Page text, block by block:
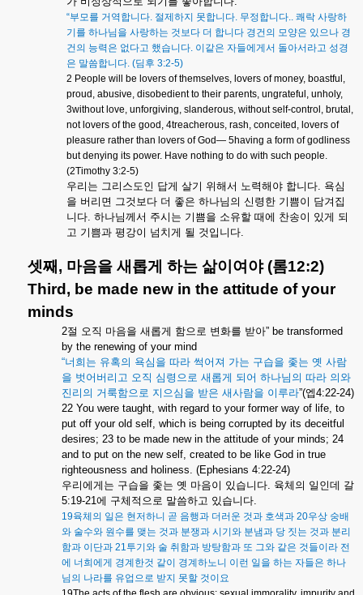
“부모를 거역합니다. 절제하지 못합니다. 무정합니다.. 쾌락 사랑하
기를 하나님을 사랑하는 것보다 더 합니다 경건의 모양은 있으나 경
건의 능력은 없다고 했습니다. 이같은 자들에게서 돌아서라고 성경
은 말씀합니다. (딤후 3:2-5)
2 People will be lovers of themselves, lovers of money, boastful,
proud, abusive, disobedient to their parents, ungrateful, unholy,
3without love, unforgiving, slanderous, without self-control, brutal,
not lovers of the good, 4treacherous, rash, conceited, lovers of
pleasure rather than lovers of God— 5having a form of godliness
but denying its power. Have nothing to do with such people.
(2Timothy 3:2-5)
우리는 그리스도인 답게 살기 위해서 노력해야 합니다. 욕심
을 버리면 그것보다 더 좋은 하나님의 신령한 기쁨이 담겨집
니다. 하나님께서 주시는 기쁨을 소유할 때에 찬송이 있게 되
고 기쁨과 평강이 넘치게 될 것입니다.
셋째 , 마음을 새롭게 하는 삶이여야(롬12:2)
Third, be made new in the attitude of your
minds
2절 오직 마음을 새롭게 함으로 변화를 받아” be transformed
by the renewing of your mind
“너희는 유혹의 욕심을 따라 썩어져 가는 구습을 좇는 옛 사람
을 벗어버리고 오직 심령으로 새롭게 되어 하나님의 따라 의와
진리의 거룩함으로 지으심을 받은 새사람을 이루라”(엡4:22-24)
22 You were taught, with regard to your former way of life, to
put off your old self, which is being corrupted by its deceitful
desires; 23 to be made new in the attitude of your minds; 24
and to put on the new self, created to be like God in true
righteousness and holiness. (Ephesians 4:22-24)
우리에게는 구습을 좇는 옛 마음이 있습니다. 육체의 일인데 갈
5:19-21에 구체적으로 말씀하고 있습니다.
19육체의 일은 현저하니 곧 음행과 더러운 것과 호색과 20우상 숭배
와 술수와 원수를 맺는 것과 분쟁과 시기와 분냄과 당 짓는 것과 분리
함과 이단과 21투기와 술 취함과 방탕함과 또 그와 같은 것들이라 전
에 너희에게 경계한것 같이 경계하노니 이런 일을 하는 자들은 하나
님의 나라를 유업으로 받지 못할 것이요